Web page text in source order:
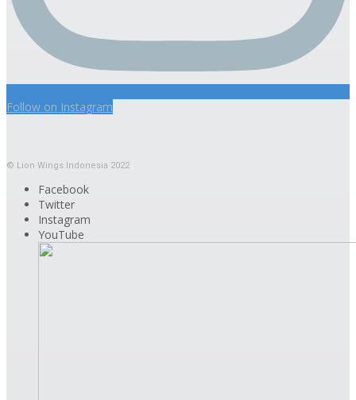
Follow on Instagram
© Lion Wings Indonesia 2022
Facebook
Twitter
Instagram
YouTube